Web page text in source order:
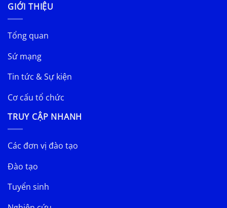
GIỚI THIỆU
Tổng quan
Sứ mạng
Tin tức & Sự kiện
Cơ cấu tổ chức
TRUY CẬP NHANH
Các đơn vị đào tạo
Đào tạo
Tuyển sinh